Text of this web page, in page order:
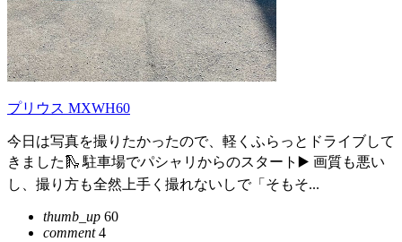
プリウス MXWH60
今日は写真を撮りたかったので、軽くふらっとドライブして
きました🛝 駐車場でパシャリからのスタート▶️ 画質も悪い
し、撮り方も全然上手く撮れないしで「そもそ...
thumb_up 60
comment4